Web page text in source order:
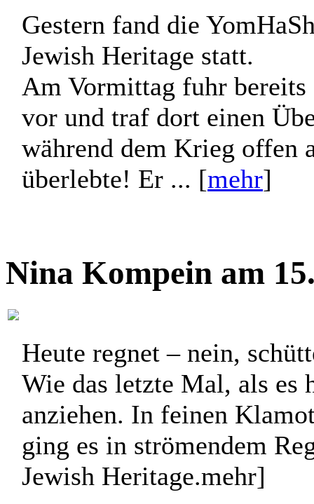
Gestern fand die
Jewish Heritage statt.
Am Vormittag fuhr
vor und traf dort einen
während dem Krieg offen
überlebte! Er ... [mehr]
Nina Kompein am
Heute regnet – nein,
Wie das letzte Mal, als es
anziehen. In feinen
ging es in strömendem
Jewish Heritage.mehr]